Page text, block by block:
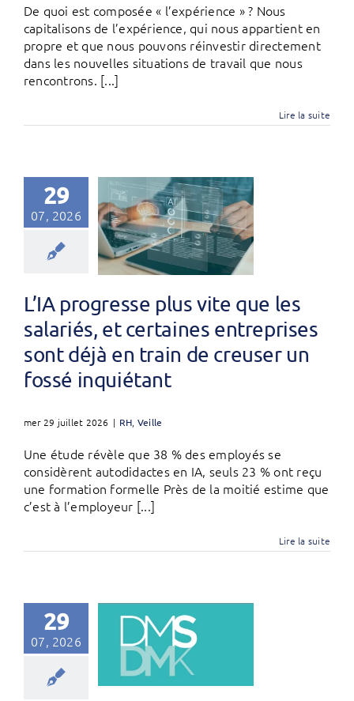
De quoi est composée « l’expérience » ? Nous
capitalisons de l’expérience, qui nous appartient en
propre et que nous pouvons réinvestir directement
dans les nouvelles situations de travail que nous
rencontrons. [...]
Lire la suite
29
07, 2026
L’IA progresse plus vite que les
salariés, et certaines entreprises
sont déjà en train de creuser un
fossé inquiétant
mer 29 juillet 2026 | RH Veille
Une étude révèle que 38 % des employés se
considèrent autodidactes en IA, seuls 23 % ont reçu
une formation formelle Près de la moitié estime que
c’est à l’employeur [...]
Lire la suite
29
07, 2026